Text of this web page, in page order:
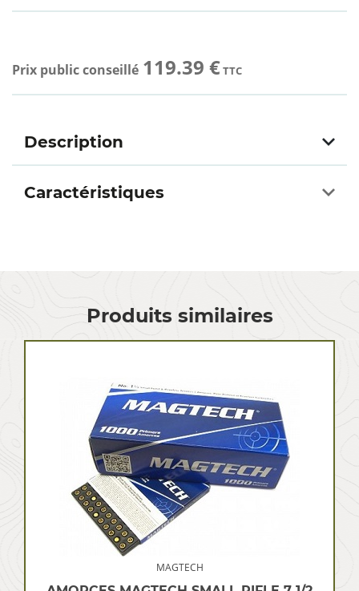
Prix public conseillé 119.39 €TTC
Description
Caractéristiques
Produits similaires
MAGTECH